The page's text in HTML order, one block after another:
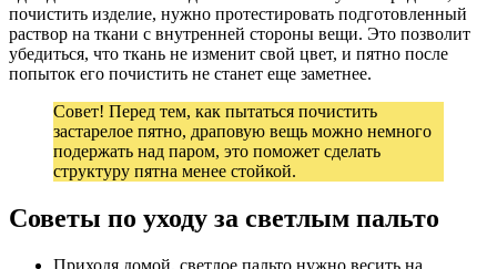
почистить изделие, нужно протестировать подготовленный
раствор на ткани с внутренней стороны вещи. Это позволит
убедиться, что ткань не изменит свой цвет, и пятно после
попыток его почистить не станет еще заметнее.
Совет! Перед тем, как пытаться почистить
застарелое пятно, драповую вещь можно немного
подержать над паром, это поможет сделать
структуру пятна менее стойкой.
Советы по уходу за светлым пальто